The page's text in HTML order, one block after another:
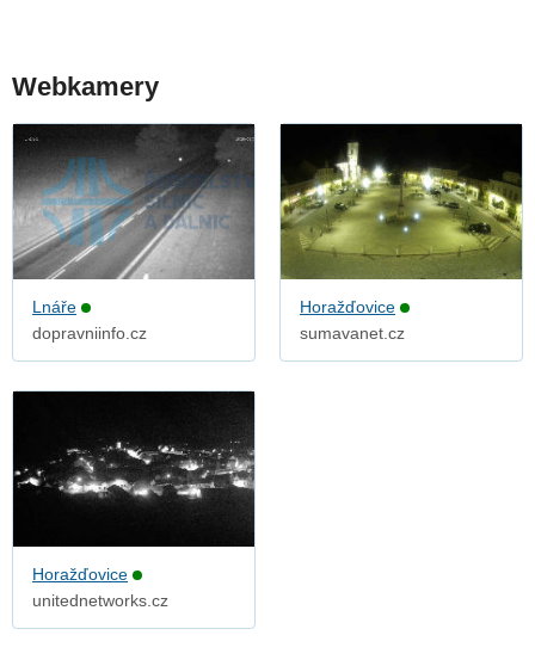
Webkamery
Lnáře
dopravniinfo.cz
Horažďovice
sumavanet.cz
Horažďovice
unitednetworks.cz